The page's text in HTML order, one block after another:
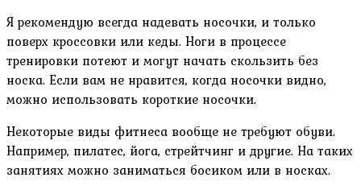
Я рекомендую всегда надевать носочки, и только
поверх кроссовки или кеды. Ноги в процессе
тренировки потеют и могут начать скользить без
носка. Если вам не нравится, когда носочки видно,
можно использовать короткие носочки.
Некоторые виды фитнеса вообще не требуют обуви.
Например, пилатес, йога, стрейтчинг и другие. На таких
занятиях можно заниматься босиком или в носках.